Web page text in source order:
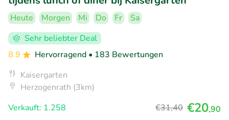
Heute Morgen Mi Do Fr
Sa
Sehr beliebter Deal
8.9
Hervorragend • 183 Bewertungen
Kaisergarten
Herzogenrath (3km)
Verkauft: 1.258
€31,40 €20,90